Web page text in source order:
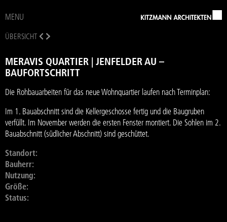
MENU
ÜBERSICHT
MERAVIS QUARTIER | JENFELDER AU –
BAUFORTSCHRITT
Die Rohbauarbeiten für das neue Wohnquartier laufen nach Terminplan:
Im 1. Bauabschnitt sind die Kellergeschosse fertig und die Baugruben
verfüllt. Im November werden die ersten Fenster montiert. Die Sohlen im 2.
Bauabschnitt (südlicher Abschnitt) sind geschüttet.
Standort:
Bauherr:
Nutzung:
Größe:
Status: